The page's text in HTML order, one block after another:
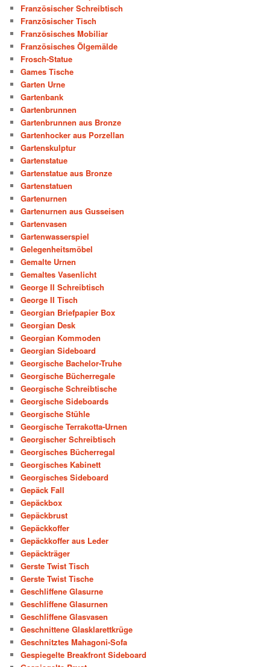
Französischer Schreibtisch
Französischer Tisch
Französisches Mobiliar
Französisches Ölgemälde
Frosch-Statue
Games Tische
Garten Urne
Gartenbank
Gartenbrunnen
Gartenbrunnen aus Bronze
Gartenhocker aus Porzellan
Gartenskulptur
Gartenstatue
Gartenstatue aus Bronze
Gartenstatuen
Gartenurnen
Gartenurnen aus Gusseisen
Gartenvasen
Gartenwasserspiel
Gelegenheitsmöbel
Gemalte Urnen
Gemaltes Vasenlicht
George II Schreibtisch
George II Tisch
Georgian Briefpapier Box
Georgian Desk
Georgian Kommoden
Georgian Sideboard
Georgische Bachelor-Truhe
Georgische Bücherregale
Georgische Schreibtische
Georgische Sideboards
Georgische Stühle
Georgische Terrakotta-Urnen
Georgischer Schreibtisch
Georgisches Bücherregal
Georgisches Kabinett
Georgisches Sideboard
Gepäck Fall
Gepäckbox
Gepäckbrust
Gepäckkoffer
Gepäckkoffer aus Leder
Gepäckträger
Gerste Twist Tisch
Gerste Twist Tische
Geschliffene Glasurne
Geschliffene Glasurnen
Geschliffene Glasvasen
Geschnittene Glasklarettkrüge
Geschnitztes Mahagoni-Sofa
Gespiegelte Breakfront Sideboard